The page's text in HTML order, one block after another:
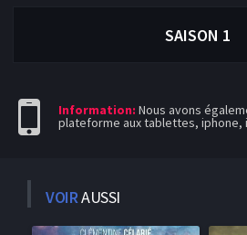
SAISON 1
Information: Nous avons
plateforme aux tablettes, iphone,
VOIRAUSSI